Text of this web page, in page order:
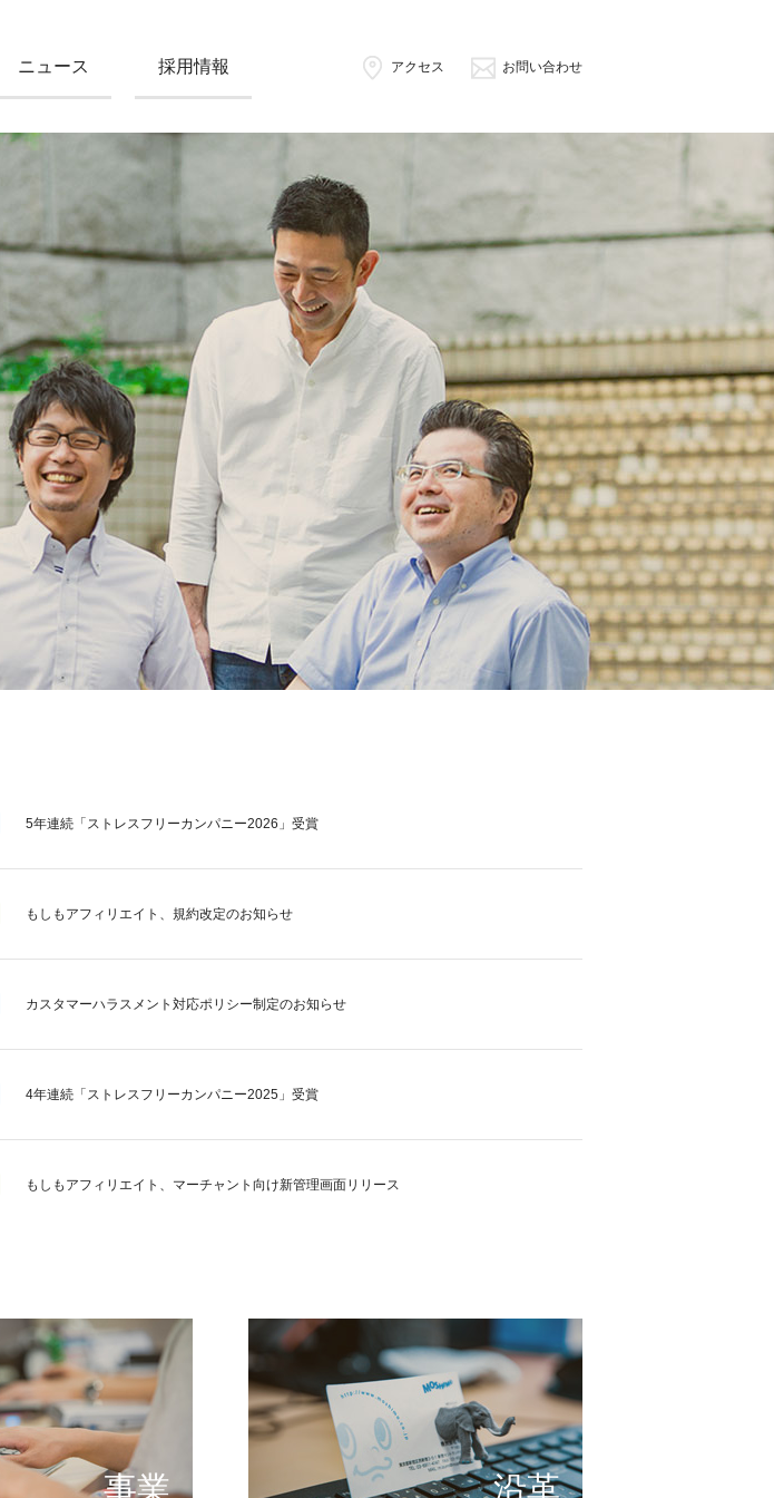
ニュース 採用情報 アクセス お問い合わせ
5年連続「ストレスフリーカンパニー2026」受賞
もしもアフィリエイト、規約改定のお知らせ
カスタマーハラスメント対応ポリシー制定のお知らせ
4年連続「ストレスフリーカンパニー2025」受賞
もしもアフィリエイト、マーチャント向け新管理画面リリース
事業
可能性の実現に向けて
提供するサービスの仕組み
沿革